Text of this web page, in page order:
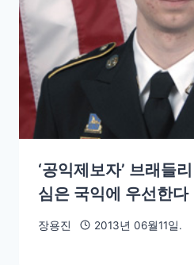
‘공익제보자’ 브래들
심은 국익에 우선한다
장용진 2013년 06월11일.